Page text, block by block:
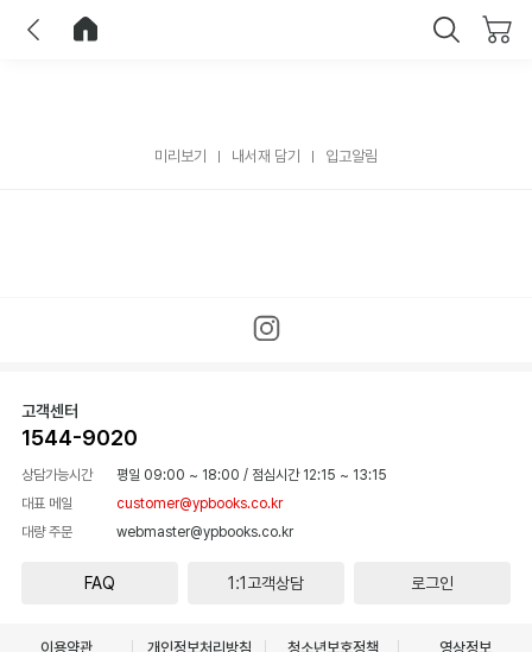
미리보기 내서재 담기 입고알림
고객센터
1544-9020
상담가능시간 평일 09:00 ~ 18:00 / 점심시간 12:15 ~ 13:15
대표 메일
customer@ypbooks.co.kr
대량 주문
webmaster@ypbooks.co.kr
FAQ 1:1고객상담 로그인
이용약관 개인정보처리방침 청소년보호정책 영상정보